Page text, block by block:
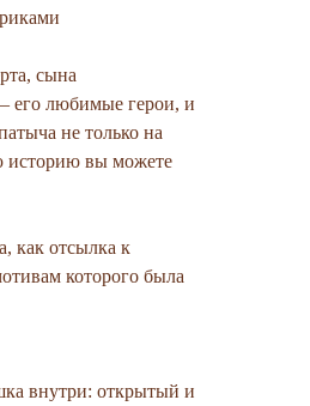
сына
его любимые герои, и
не только на
историю вы можете
как отсылка к
которого была
внутри: открытый и